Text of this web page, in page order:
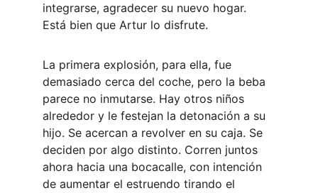
integrarse, agradecer su nuevo hogar.
Está bien que Artur lo disfrute.
La primera explosión, para ella, fue
demasiado cerca del coche, pero la beba
parece no inmutarse. Hay otros niños
alrededor y le festejan la detonación a su
hijo. Se acercan a revolver en su caja. Se
deciden por algo distinto. Corren juntos
ahora hacia una bocacalle, con intención
de aumentar el estruendo tirando el